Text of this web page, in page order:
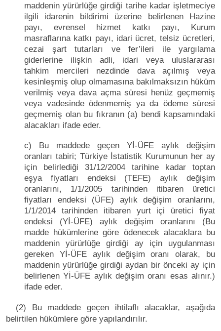
maddenin yürürlüğe girdiği tarihe kadar işletmeciye
ilgili idarenin bildirimi üzerine belirlenen Hazine
payı, evrensel hizmet katkı payı, Kurum
masraflarına katkı payı, idari ücret, telsiz ücretleri,
cezai şart tutarları ve fer’ileri ile yargılama
giderlerine ilişkin adli, idari veya uluslararası
tahkim mercileri nezdinde dava açılmış veya
kesinleşmiş olup olmamasına bakılmaksızın hüküm
verilmiş veya dava açma süresi henüz geçmemiş
veya vadesinde ödenmemiş ya da ödeme süresi
geçmemiş olan bu fıkranın (a) bendi kapsamındaki
alacakları ifade eder.
c) Bu maddede geçen Yİ-ÜFE aylık değişim
oranları tabiri; Türkiye İstatistik Kurumunun her ay
için belirlediği 31/12/2004 tarihine kadar toptan
eşya fiyatları endeksi (TEFE) aylık değişim
oranlarını, 1/1/2005 tarihinden itibaren üretici
fiyatları endeksi (ÜFE) aylık değişim oranlarını,
1/1/2014 tarihinden itibaren yurt içi üretici fiyat
endeksi (Yİ-ÜFE) aylık değişim oranlarını (Bu
madde hükümlerine göre ödenecek alacaklara bu
maddenin yürürlüğe girdiği ay için uygulanması
gereken Yİ-ÜFE aylık değişim oranı olarak, bu
maddenin yürürlüğe girdiği aydan bir önceki ay için
belirlenen Yİ-ÜFE aylık değişim oranı esas alınır.)
ifade eder.
(2) Bu maddede geçen ihtilaflı alacaklar, aşağıda
belirtilen hükümlere göre yapılandırılır.